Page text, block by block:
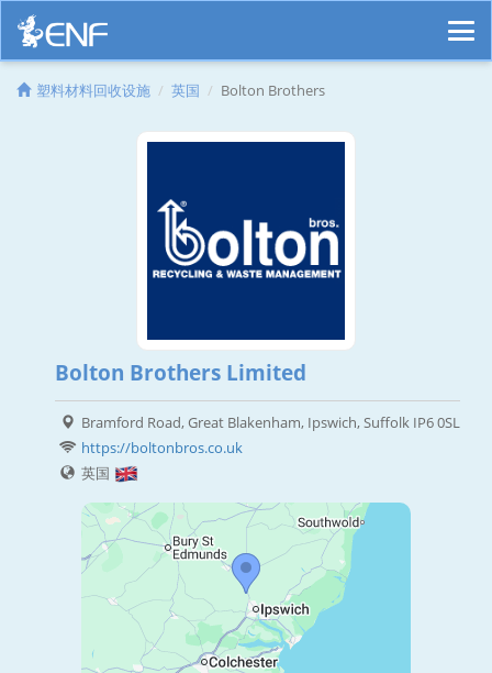
塑料材料回收设施 英国 Bolton Brothers
Bolton Brothers Limited
Bramford Road, Great Blakenham, Ipswich, Suffolk IP6 0SL
https://boltonbros.co.uk
英国